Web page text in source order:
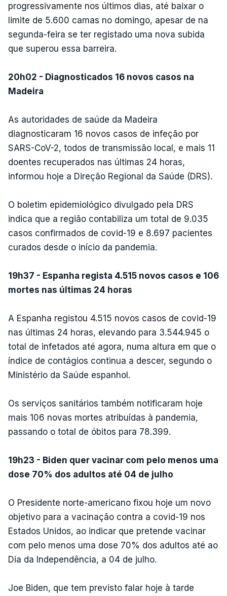
progressivamente nos últimos dias, até baixar o
limite de 5.600 camas no domingo, apesar de na
segunda-feira se ter registado uma nova subida
que superou essa barreira.
20h02 - Diagnosticados 16 novos casos na
Madeira
As autoridades de saúde da Madeira
diagnosticaram 16 novos casos de infeção por
SARS-CoV-2, todos de transmissão local, e mais 11
doentes recuperados nas últimas 24 horas,
informou hoje a Direção Regional da Saúde (DRS).
O boletim epidemiológico divulgado pela DRS
indica que a região contabiliza um total de 9.035
casos confirmados de covid-19 e 8.697 pacientes
curados desde o início da pandemia.
19h37 - Espanha regista 4.515 novos casos e 106
mortes nas últimas 24 horas
A Espanha registou 4.515 novos casos de covid-19
nas últimas 24 horas, elevando para 3.544.945 o
total de infetados até agora, numa altura em que o
índice de contágios continua a descer, segundo o
Ministério da Saúde espanhol.
Os serviços sanitários também notificaram hoje
mais 106 novas mortes atribuídas à pandemia,
passando o total de óbitos para 78.399.
19h23 - Biden quer vacinar com pelo menos uma
dose 70% dos adultos até 04 de julho
O Presidente norte-americano fixou hoje um novo
objetivo para a vacinação contra a covid-19 nos
Estados Unidos, ao indicar que pretende vacinar
com pelo menos uma dose 70% dos adultos até ao
Dia da Independência, a 04 de julho.
Joe Biden, que tem previsto falar hoje à tarde